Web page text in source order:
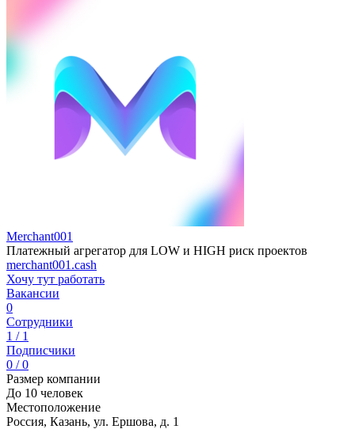
Merchant001
Платежный агрегатор для LOW и HIGH риск проектов
merchant001.cash
Хочу тут работать
Вакансии
0
Сотрудники
1 / 1
Подписчики
0 / 0
Размер компании
До 10 человек
Местоположение
Россия, Казань, ул. Ершова, д. 1